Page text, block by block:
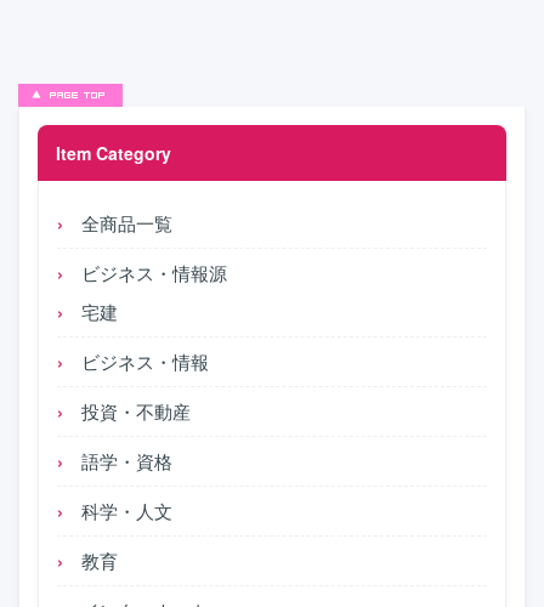
Item Category
全商品一覧
ビジネス・情報源
宅建
ビジネス・情報
投資・不動産
語学・資格
科学・人文
教育